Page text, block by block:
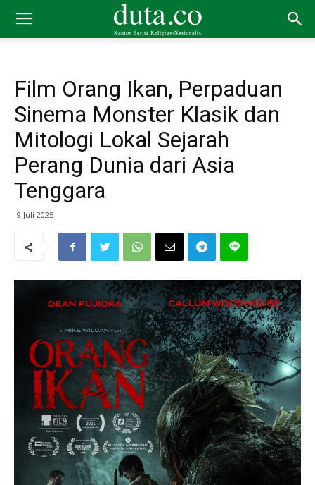
Film Orang Ikan, Perpaduan
Sinema Monster Klasik dan
Mitologi Lokal Sejarah
Perang Dunia dari Asia
Tenggara
9 Juli 2025